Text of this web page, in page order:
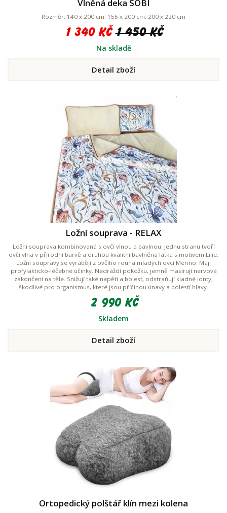
Vlněná deka SOBI
Rozměr: 140 x 200 cm; 155 x 200 cm, 200 x 220 cm
1 340 Kč 1 450 Kč
Na skladě
Detail zboží
Ložní souprava - RELAX
Ložní souprava kombinovaná s ovčí vlnou a bavlnou. Jednu stranu tvoří
ovčí vlna v přírodní barvě a druhou kvalitní bavlněná látka s motivem Lilie.
Ložní soupravy se vyrábějí z ovčího rouna mladých ovcí Merino. Mají
profylakticko-léčebné účinky. Nedráždí pokožku, jemně masírují nervová
zakončení na těle. Snižují také napětí a bolest, odstraňují kladné ionty,
škodlivé pro organismus, které jsou příčinou únavy a bolestí hlavy.
2 990 Kč
Skladem
Detail zboží
Ortopedický polštář klín mezi kolena